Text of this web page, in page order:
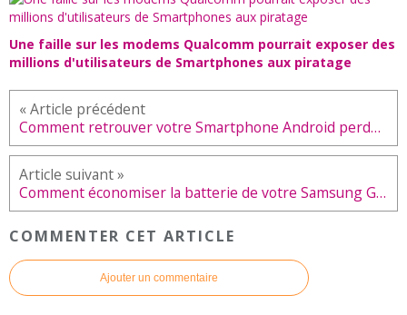
Une faille sur les modems Qualcomm pourrait exposer des
millions d'utilisateurs de Smartphones aux piratage
Comment retrouver votre Smartphone Android perdu grâce à Google ?
Comment économiser la batterie de votre Samsung Galaxy S20 ?
COMMENTER CET ARTICLE
Ajouter un commentaire